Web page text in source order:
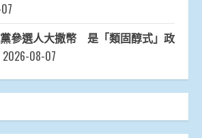
參選人大撒幣 是「類固醇式」政
2026-08-07